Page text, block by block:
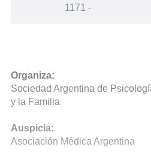
1171 -
Organiza:
Sociedad Argentina de
y la Familia
Auspicia:
Asociación Médica Argentina